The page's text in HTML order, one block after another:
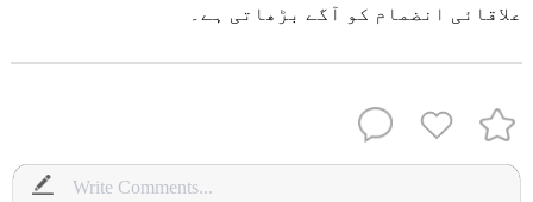
علاقائی انضمام کو آگے بڑھاتی ہے۔